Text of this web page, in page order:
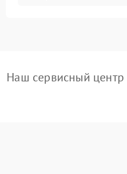
Наш сервисный